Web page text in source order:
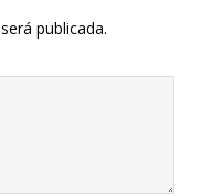
publicada.